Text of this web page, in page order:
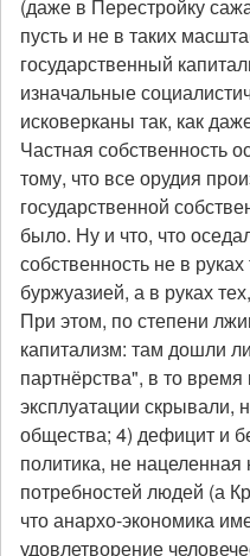
(даже в Перестройку
пусть и не в таких
государственный
изначальные
исковерканы так, как
Частная собственность
тому, что все орудия
государственной
было. Ну и что, что
собственность не в
буржуазией, а в руках
При этом, по степени
капитализм: там дошли
партнёрства", в то
эксплуатации скрывали,
общества; 4) дефицит и
политика, не
потребностей людей (а
что анархо-экономика
удовлетворение